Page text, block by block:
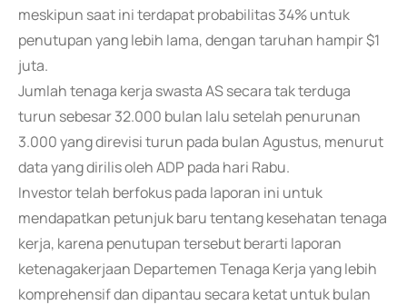
meskipun saat ini terdapat probabilitas 34% untuk
penutupan yang lebih lama, dengan taruhan hampir $1
juta.
Jumlah tenaga kerja swasta AS secara tak terduga
turun sebesar 32.000 bulan lalu setelah penurunan
3.000 yang direvisi turun pada bulan Agustus, menurut
data yang dirilis oleh ADP pada hari Rabu.
Investor telah berfokus pada laporan ini untuk
mendapatkan petunjuk baru tentang kesehatan tenaga
kerja, karena penutupan tersebut berarti laporan
ketenagakerjaan Departemen Tenaga Kerja yang lebih
komprehensif dan dipantau secara ketat untuk bulan